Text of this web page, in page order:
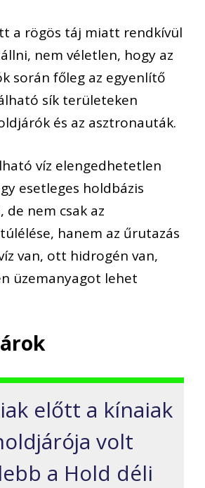
a rögös táj miatt rendkívül
nem véletlen, hogy az
során főleg az egyenlítő
sík területeken
és az asztronauták.
víz elengedhetetlen
esetleges holdbázis
de nem csak az
hanem az űrutazás
van, ott hidrogén van,
üzemanyagot lehet
előtt a kínaiak
volt
a Hold déli